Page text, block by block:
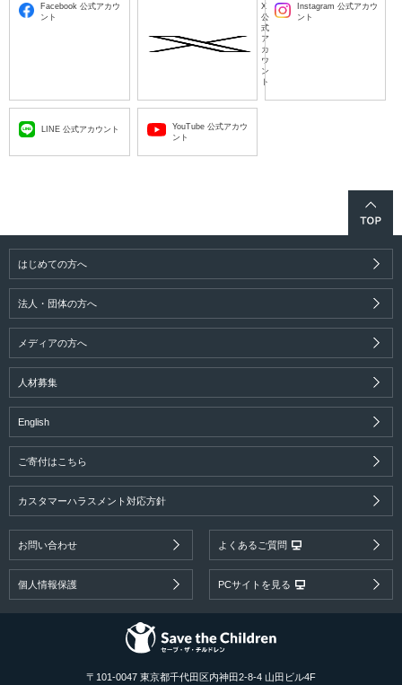
Facebook 公式アカウ
ント
X
公
式
ア
カ
ウ
ン
ト
Instagram 公式アカウ
ント
LINE 公式アカウント
YouTube 公式アカウ
ント
はじめての方へ
法人・団体の方へ
メディアの方へ
人材募集
English
ご寄付はこちら
カスタマーハラスメント対応方針
お問い合わせ よくあるご質問
個人情報保護 PCサイトを見る
〒101-0047 東京都千代田区内神田2-8-4 山田ビル4F